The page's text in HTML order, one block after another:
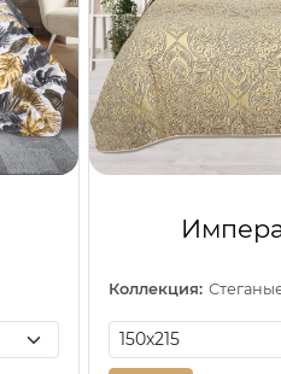
Коллекция: